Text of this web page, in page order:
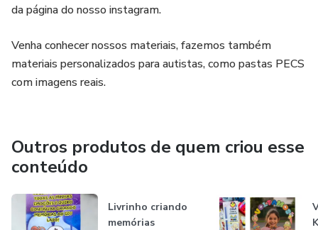
da página do nosso instagram.
Venha conhecer nossos materiais, fazemos também
materiais personalizados para autistas, como pastas PECS
com imagens reais.
Outros produtos de quem criou esse
conteúdo
Livrinho criando
memórias